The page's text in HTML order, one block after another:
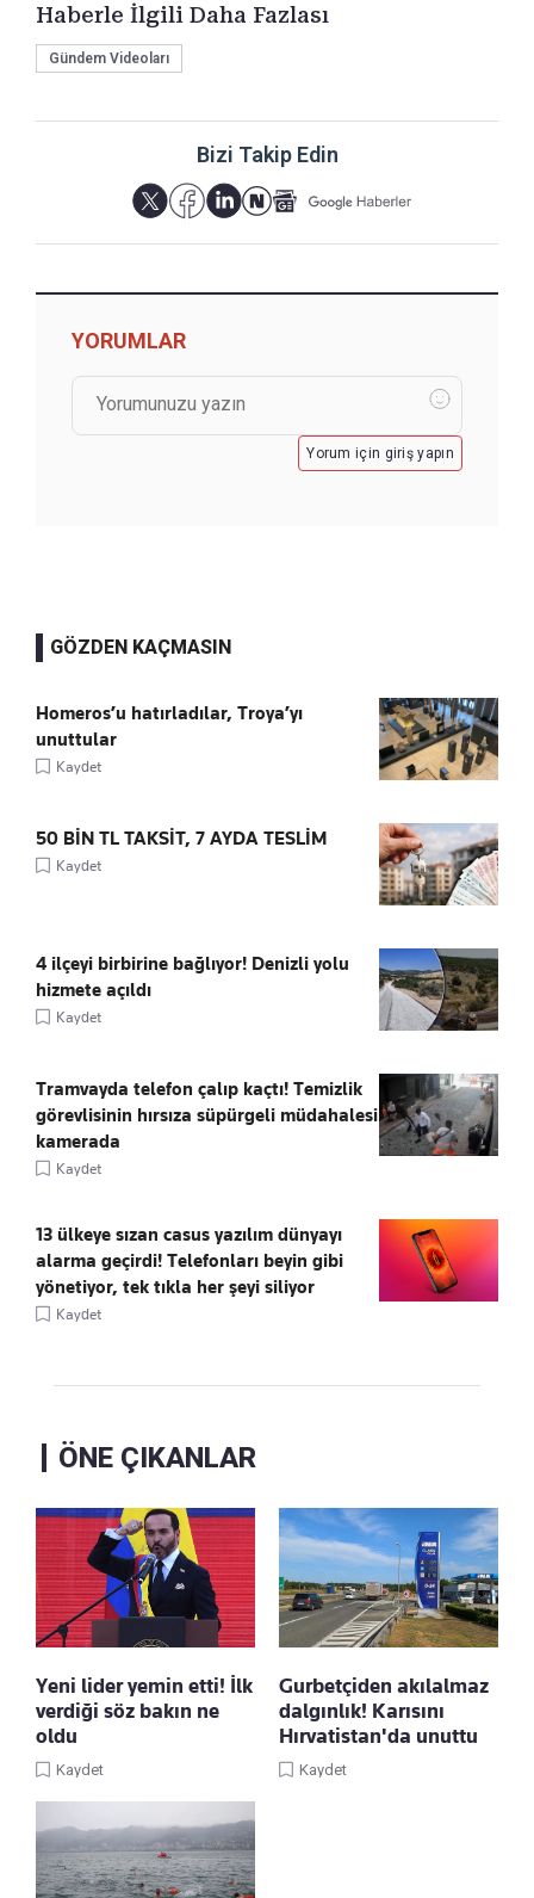
Haberle İlgili Daha Fazlası
Gündem Videoları
Bizi Takip Edin
YORUMLAR
Yorum için giriş yapın
GÖZDEN KAÇMASIN
Homeros’u hatırladılar, Troya’yı
unuttular
Kaydet
50 BİN TL TAKSİT, 7 AYDA TESLİM
Kaydet
4 ilçeyi birbirine bağlıyor! Denizli yolu
hizmete açıldı
Kaydet
Tramvayda telefon çalıp kaçtı! Temizlik
görevlisinin hırsıza süpürgeli müdahalesi
kamerada
Kaydet
13 ülkeye sızan casus yazılım dünyayı
alarma geçirdi! Telefonları beyin gibi
yönetiyor, tek tıkla her şeyi siliyor
Kaydet
ÖNE ÇIKANLAR
Yeni lider yemin etti! İlk
verdiği söz bakın ne
oldu
Kaydet
Gurbetçiden akılalmaz
dalgınlık! Karısını
Hırvatistan'da unuttu
Kaydet